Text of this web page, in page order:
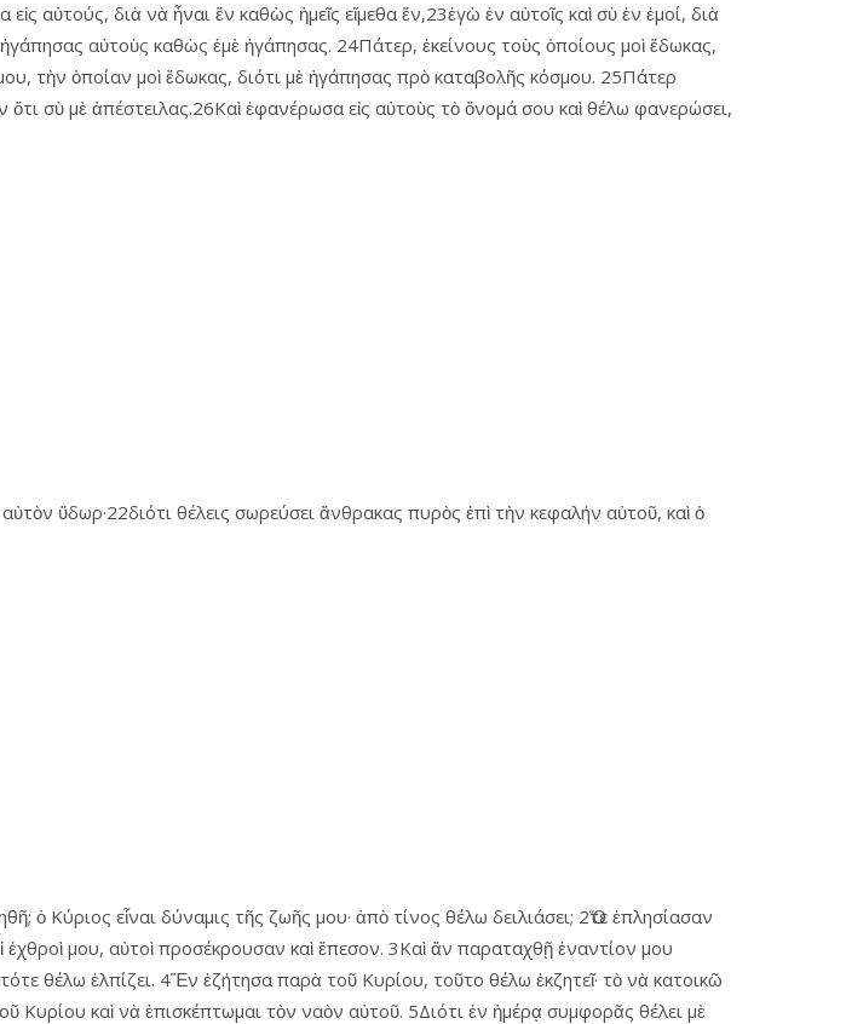
αὐτούς, διὰ νὰ ἦναι ἕν καθὼς ἡμεῖς εἴμεθα ἕν,23ἐγὼ ἐν αὐτοῖς καὶ σὺ ἐν ἐμοί, διὰ
ἠγάπησας αὐτοὺς καθὼς ἐμὲ ἠγάπησας. 24Πάτερ, ἐκείνους τοὺς ὁποίους μοὶ ἔδωκας,
τὴν ὁποίαν μοὶ ἔδωκας, διότι μὲ ἠγάπησας πρὸ καταβολῆς κόσμου. 25Πάτερ
σὺ μὲ ἀπέστειλας.26Καὶ ἐφανέρωσα εἰς αὐτοὺς τὸ ὄνομά σου καὶ θέλω φανερώσει,
ὕδωρ·22διότι θέλεις σωρεύσει ἄνθρακας πυρὸς ἐπὶ τὴν κεφαλήν αὐτοῦ, καὶ ὁ
Κύριος εἶναι δύναμις τῆς ζωῆς μου· ἀπὸ τίνος θέλω δειλιάσει; 2Ὅτε ἐπλησίασαν
ἐχθροὶ μου, αὐτοὶ προσέκρουσαν καὶ ἔπεσον. 3Καὶ ἄν παραταχθῇ ἐναντίον μου
θέλω ἐλπίζει. 4Ἕν ἐζήτησα παρὰ τοῦ Κυρίου, τοῦτο θέλω ἐκζητεῖ· τὸ νὰ κατοικῶ
καὶ νὰ ἐπισκέπτωμαι τὸν ναὸν αὐτοῦ. 5Διότι ἐν ἡμέρᾳ συμφορᾶς θέλει μὲ